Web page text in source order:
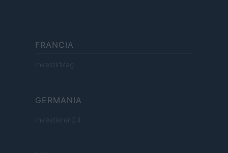
FRANCIA
InvestirMag
GERMANIA
Investieren24